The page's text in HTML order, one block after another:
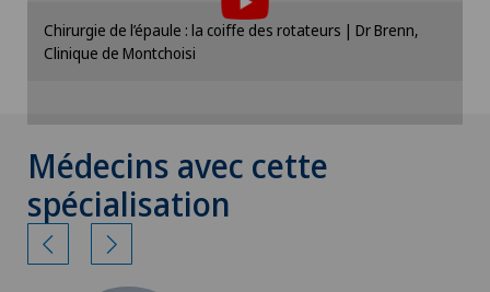
Veuillez activer l’option correspondante dans les
paramètres des cookies.
Chirurgie de l’épaule : la coiffe des rotateurs | Dr Brenn,
Clinique de Montchoisi
Médecins avec cette
spécialisation